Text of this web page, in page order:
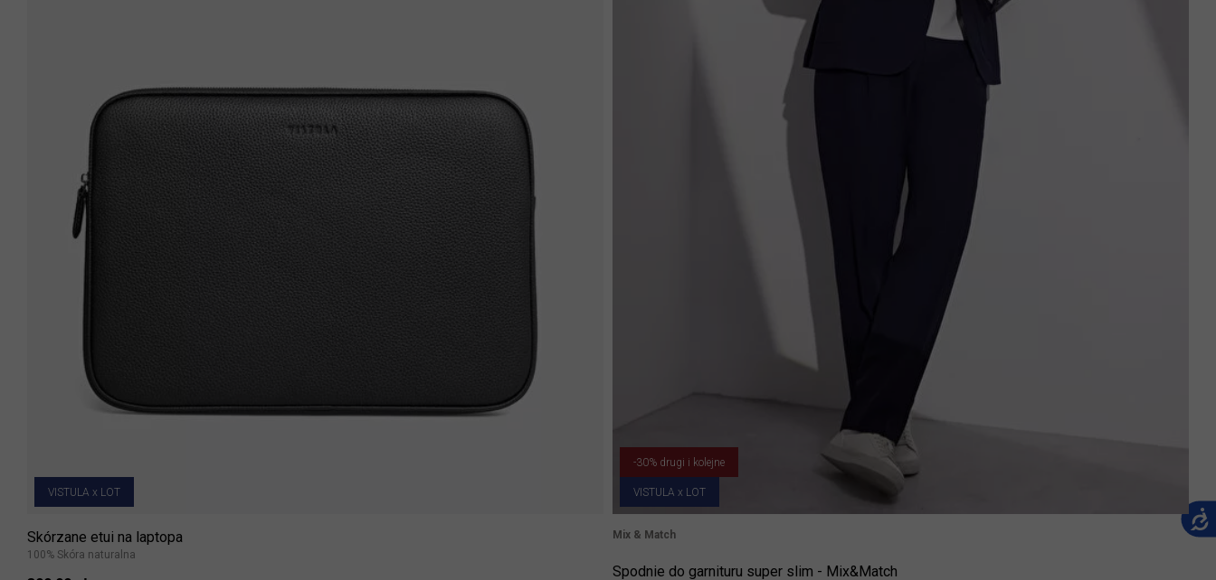
VISTULA x LOT
Skórzane etui na laptopa
100% Skóra naturalna
-30% drugi i kolejne
VISTULA x LOT
Mix & Match
Spodnie do garnituru super slim - Mix&Match